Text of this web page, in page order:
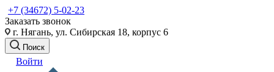
+7 (34672) 5-02-23
Заказать звонок
г. Нягань, ул. Сибирская 18, корпус 6
Поиск
Войти